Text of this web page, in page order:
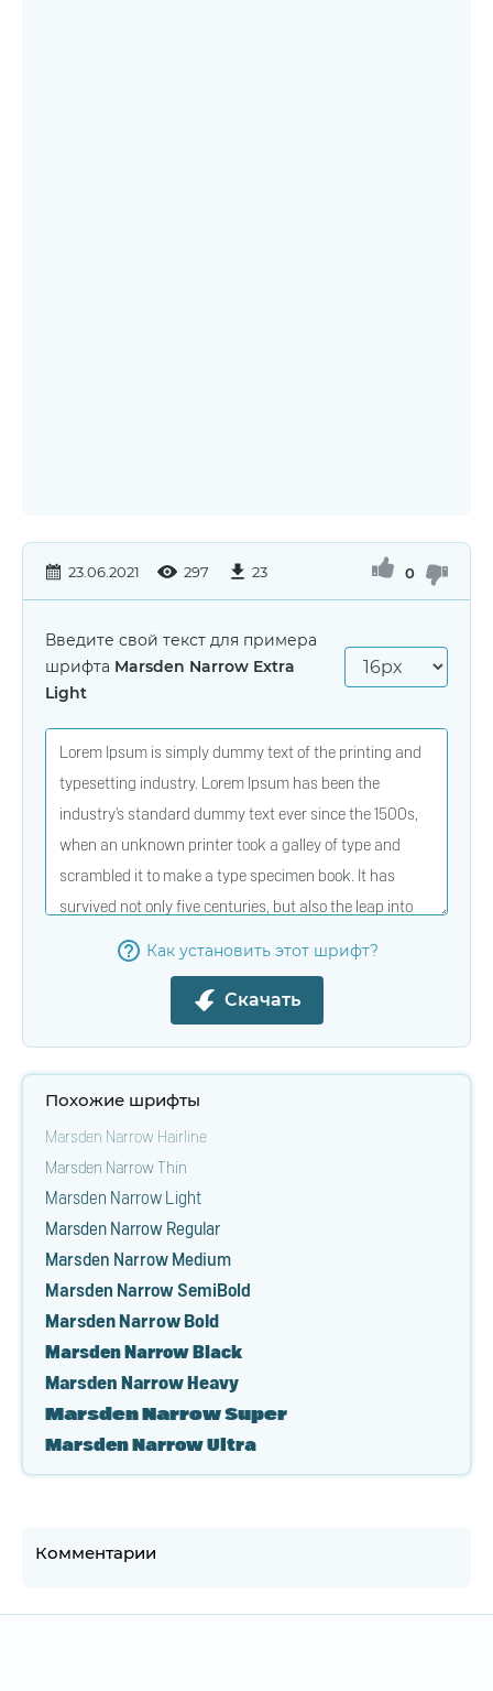
23.06.2021 297 23 0
Введите свой текст для примера
шрифта Marsden Narrow Extra
Light
Как установить этот шрифт?
Скачать
Похожие шрифты
Marsden Narrow Hairline
Marsden Narrow Thin
Marsden Narrow Light
Marsden Narrow Regular
Marsden Narrow Medium
Marsden Narrow SemiBold
Marsden Narrow Bold
Marsden Narrow Black
Marsden Narrow Heavy
Marsden Narrow Super
Marsden Narrow Ultra
Комментарии